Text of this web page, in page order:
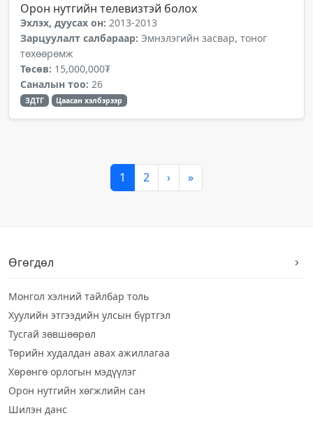
Орон нутгийн телевизтэй болох
Эхлэх, дуусах он: 2013-2013
Зарцуулалт салбараар: Эмнэлэгийн засвар, тоног
төхөөрөмж
Төсөв: 15,000,000₮
Саналын тоо: 26
ЗДТГ Цаасан хэлбэрээр
1 2 › »
Өгөгдөл
Монгол хэлний тайлбар толь
Хуулийн этгээдийн улсын бүртгэл
Тусгай зөвшөөрөл
Төрийн худалдан авах ажиллагаа
Хөрөнгө орлогын мэдүүлэг
Орон нутгийн хөгжлийн сан
Шилэн данс